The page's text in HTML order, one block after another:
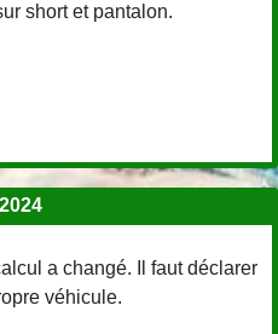
short et pantalon.
a changé. Il faut déclarer
véhicule.